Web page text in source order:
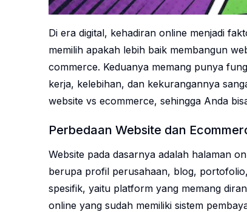
Di era digital, kehadiran online menjadi
memilih apakah lebih baik membangun
commerce. Keduanya memang punya
kerja, kelebihan, dan kekurangannya
website vs ecommerce, sehingga Anda
Perbedaan Website dan
Website pada dasarnya adalah halaman
berupa profil perusahaan, blog,
spesifik, yaitu platform yang memang
online yang sudah memiliki sistem